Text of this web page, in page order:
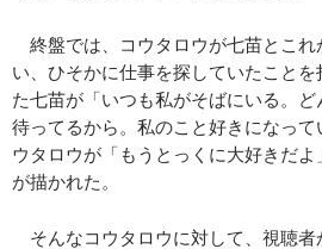
終盤では、コウタロウが七苗とこれ
い、ひそかに仕事を探していたこと
た七苗が「いつも私がそばにいる。
待ってるから。私のこと好きになって
ウタロウが「もうとっくに大好きだ
が描かれた。
そんなコウタロウに対して、視聴者